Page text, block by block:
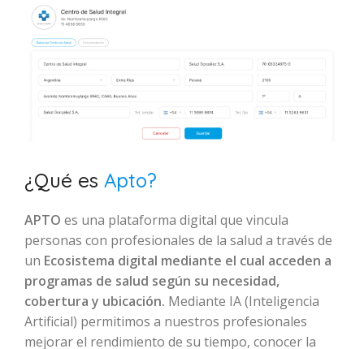
¿Qué es Apto?
APTO es una plataforma digital que vincula
personas con profesionales de la salud a través de
un Ecosistema digital mediante el cual acceden a
programas de salud según su necesidad,
cobertura y ubicación. Mediante IA (Inteligencia
Artificial) permitimos a nuestros profesionales
mejorar el rendimiento de su tiempo, conocer la